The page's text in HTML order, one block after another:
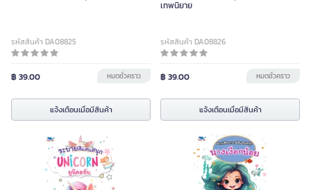
รหัสสินค้า DA08825
฿ 39.00 หมดชั่วคราว
แจ้งเตือนเมื่อมีสินค้า
เทพนิยาย
รหัสสินค้า DA08826
฿ 39.00 หมดชั่วคราว
แจ้งเตือนเมื่อมีสินค้า